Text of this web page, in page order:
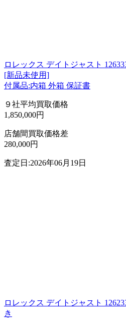
ロレックス デイトジャスト
[新品未使用]
付属品:内箱 外箱 保証書
９社平均買取価格
1,850,000円
店舗間買取価格差
280,000円
査定日:2026年06月19日
ロレックス デイトジャスト
き